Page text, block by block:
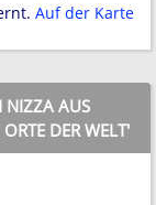
Auf der Karte
NIZZA AUS
DER WELT'